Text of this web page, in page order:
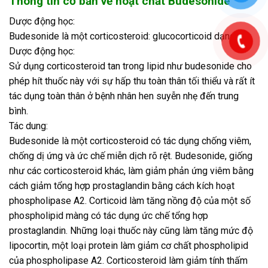
Dược động học:
Budesonide là một corticosteroid: glucocorticoid dạng hít.
Dược động học:
Sử dụng corticosteroid tan trong lipid như budesonide cho
phép hít thuốc này với sự hấp thu toàn thân tối thiểu và rất ít
tác dụng toàn thân ở bệnh nhân hen suyễn nhẹ đến trung
bình.
Tác dung:
Budesonide là một corticosteroid có tác dụng chống viêm,
chống dị ứng và ức chế miễn dịch rõ rệt. Budesonide, giống
như các corticosteroid khác, làm giảm phản ứng viêm bằng
cách giảm tổng hợp prostaglandin bằng cách kích hoạt
phospholipase A2. Corticoid làm tăng nồng độ của một số
phospholipid màng có tác dụng ức chế tổng hợp
prostaglandin. Những loại thuốc này cũng làm tăng mức độ
lipocortin, một loại protein làm giảm cơ chất phospholipid
của phospholipase A2. Corticosteroid làm giảm tính thấm